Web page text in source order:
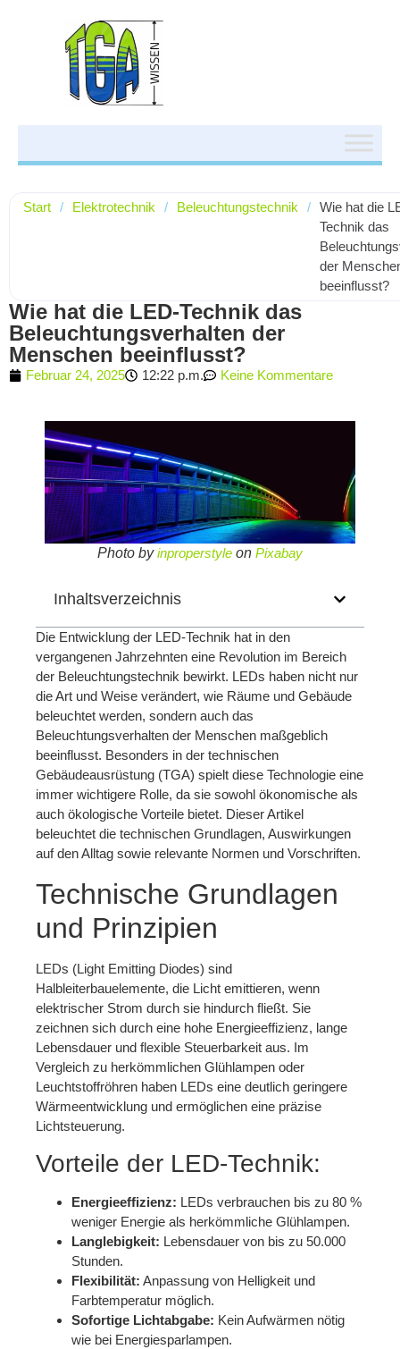
Start / Elektrotechnik / Beleuchtungstechnik / Wie hat die
Technik das
der
beeinflusst?
Wie hat die LED-Technik das
Beleuchtungsverhalten der
Menschen beeinflusst?
Februar 24, 2025 12:22 p.m. Keine Kommentare
Photo byinproperstyle on Pixabay
Inhaltsverzeichnis
Die Entwicklung der LED-Technik hat in den
vergangenen Jahrzehnten eine Revolution im Bereich
der Beleuchtungstechnik bewirkt. LEDs haben nicht nur
die Art und Weise verändert, wie Räume und Gebäude
beleuchtet werden, sondern auch das
Beleuchtungsverhalten der Menschen maßgeblich
beeinflusst. Besonders in der technischen
Gebäudeausrüstung (TGA) spielt diese Technologie eine
immer wichtigere Rolle, da sie sowohl ökonomische als
auch ökologische Vorteile bietet. Dieser Artikel
beleuchtet die technischen Grundlagen, Auswirkungen
auf den Alltag sowie relevante Normen und Vorschriften.
Technische Grundlagen
und Prinzipien
LEDs (Light Emitting Diodes) sind
Halbleiterbauelemente, die Licht emittieren, wenn
elektrischer Strom durch sie hindurch fließt. Sie
zeichnen sich durch eine hohe Energieeffizienz, lange
Lebensdauer und flexible Steuerbarkeit aus. Im
Vergleich zu herkömmlichen Glühlampen oder
Leuchtstoffröhren haben LEDs eine deutlich geringere
Wärmeentwicklung und ermöglichen eine präzise
Lichtsteuerung.
Vorteile der LED-Technik:
Energieeffizienz: LEDs verbrauchen bis zu 80 %
weniger Energie als herkömmliche Glühlampen.
Langlebigkeit: Lebensdauer von bis zu 50.000
Stunden.
Flexibilität: Anpassung von Helligkeit und
Farbtemperatur möglich.
Sofortige Lichtabgabe: Kein Aufwärmen nötig
wie bei Energiesparlampen.